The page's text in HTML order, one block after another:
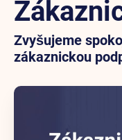
Zvyšujeme
zákaznickou